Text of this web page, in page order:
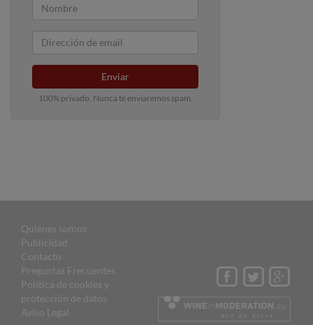
Enviar
100% privado. Nunca te enviaremos spam.
Quiénes somos
Publicidad
Contacto
Preguntas Frecuentes
Política de cookies y
protección de datos
Aviso Legal